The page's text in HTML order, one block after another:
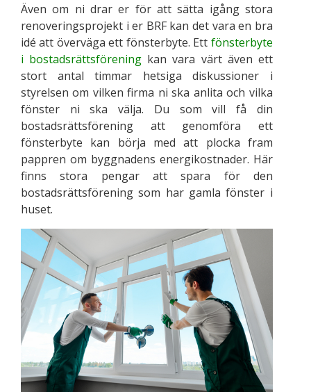
Även om ni drar er för att sätta igång stora
renoveringsprojekt i er BRF kan det vara en bra
idé att överväga ett fönsterbyte. Ett fönsterbyte
i bostadsrättsförening kan vara värt även ett
stort antal timmar hetsiga diskussioner i
styrelsen om vilken firma ni ska anlita och vilka
fönster ni ska välja. Du som vill få din
bostadsrättsförening att genomföra ett
fönsterbyte kan börja med att plocka fram
pappren om byggnadens energikostnader. Här
finns stora pengar att spara för den
bostadsrättsförening som har gamla fönster i
huset.